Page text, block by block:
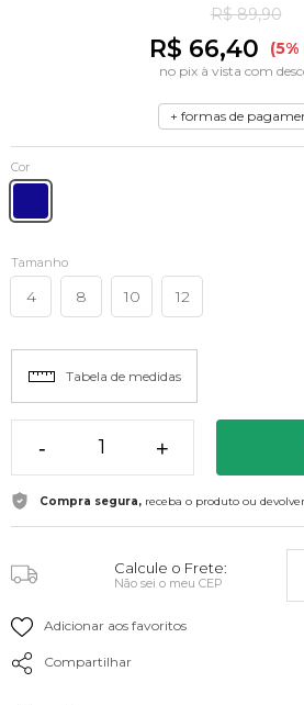
R$ 89,90
R$ 66,40 (5%
no pix à vista com
+ formas de
Cor
Tamanho
4 8 10 12
Tabela de medidas
- +
Compra segura, receba o produto ou
Calcule o Frete:
Não sei o meu CEP
Adicionar aos favoritos
Compartilhar